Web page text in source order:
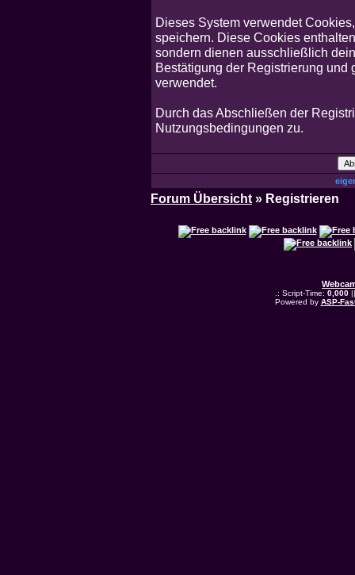
Dieses System verwendet
speichern. Diese Cookies
sondern dienen ausschließlich
Bestätigung der Registrierung und
verwendet.
Durch das Abschließen der
Nutzungsbedingungen zu.
Forum Übersicht » Registrieren
.: Script-Time: 0,000||
Powered by ASP-